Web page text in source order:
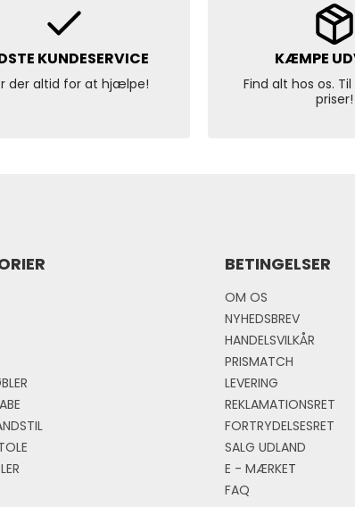
KUNDESERVICE
der altid for at hjælpe!
KÆMPE
Find alt hos os.
priser!
BETINGELSER
OM OS
NYHEDSBREV
HANDELSVILKÅR
PRISMATCH
LEVERING
REKLAMATIONSRET
FORTRYDELSESRET
SALG UDLAND
E - MÆRKET
FAQ